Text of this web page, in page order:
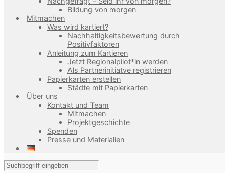
Bildung von morgen
Mitmachen
Was wird kartiert?
Nachhaltigkeitsbewertung durch
Positivfaktoren
Anleitung zum Kartieren
Jetzt Regionalpilot*in werden
Als Partnerinitiatve registrieren
Papierkarten erstellen
Städte mit Papierkarten
Über uns
Kontakt und Team
Mitmachen
Projektgeschichte
Spenden
Presse und Materialien